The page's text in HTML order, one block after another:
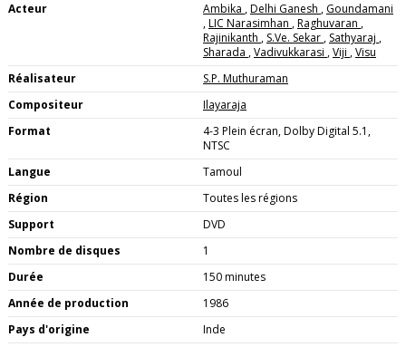
Acteur Ambika ,Delhi Ganesh , Goundamani
,LIC Narasimhan ,Raghuvaran ,
Rajinikanth , S.Ve. Sekar , Sathyaraj ,
Sharada ,Vadivukkarasi ,Viji ,Visu
Réalisateur
S.P. Muthuraman
Compositeur
Ilayaraja
Format
4-3 Plein écran, Dolby Digital 5.1,
NTSC
Langue
Tamoul
Région
Toutes les régions
Support
DVD
Nombre de disques
1
Durée
150 minutes
Année de production
1986
Pays d'origine
Inde